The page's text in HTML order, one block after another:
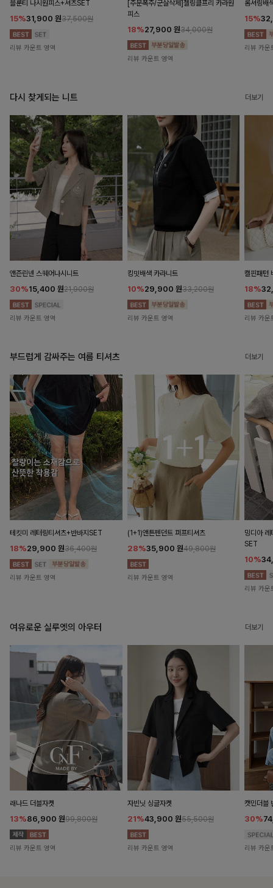
블룬티 나시원피스+셔츠SET
15%31,900 원37,500원
리뷰 카운트 영역
[주문폭주/군살삭제]젤링클프리 카라원
피스
18%27,900 원34,000원
리뷰 카운트 영역
롬셔링배
15%
리뷰 카운
다시 찾게되는 니트 더보기
앤즌린넨 스퀘어나시니트
30%15,400 원21,900원
리뷰 카운트 영역
킹밋배색 카라니트
10%29,900 원33,200원
리뷰 카운트 영역
캘핀패턴
18%
리뷰 카운
부드럽게 감싸주는 여름 티셔츠 더보기
테킷미 레터링티셔츠+반바지SET
18%29,900 원36,400원
리뷰 카운트 영역
(1+1)앤튼펜던트 퍼프티셔츠
28%35,900 원49,800원
리뷰 카운트 영역
밍디아 레
SET
10%
리뷰 카운
여유로운 실루엣의 아우터 더보기
래나드 더블자켓
13%86,900 원99,800원
리뷰 카운트 영역
자빈닛 싱글자켓
21%43,900 원55,500원
리뷰 카운트 영역
캣민더블
30%
리뷰 카운